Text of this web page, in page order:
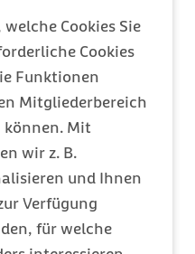
Cookies Sie
Cookies
Funktionen
Mitgliederbereich
können. Mit
wir z. B.
und Ihnen
Verfügung
für welche
ob man noch
vornherein
darauf an:
es trotzdem,
Oder ist nach einer
die Stimmung
sagen, ob er über